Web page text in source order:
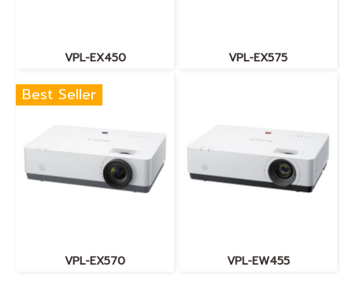
VPL-EX450 VPL-EX575
Best Seller
VPL-EX570 VPL-EW455